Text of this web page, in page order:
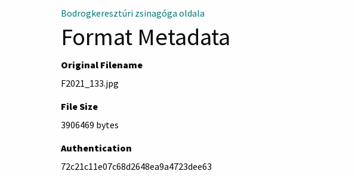
Bodrogkeresztúri zsinagóga oldala
Format Metadata
Original Filename
F2021_133.jpg
File Size
3906469 bytes
Authentication
72c21c11e07c68d2648ea9a4723dee63